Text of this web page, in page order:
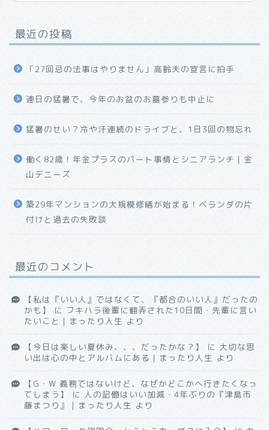
最近の投稿
「27回忌の法事はやりません」高齢夫の宣言に拍手
連日の猛暑で、今年のお盆のお墓参りも中止に
猛暑のせい？冷や汗連続のドライブと、1日3回の物忘れ
働く82歳！年金プラスのパート事情とシニアランチ｜金
山デニーズ
築29年マンションの大規模修繕が始まる！ベランダの片
付けと過去の失敗談
最近のコメント
【私は『いい人』ではなくて、『都合のいい人』だったの
かも】
に フキハラ後輩に翻弄された10日間・先輩に言い
たいこと｜まったり人生 より
【今日は楽しい夏休み、、、だったかな？】 に 大切な思
い出は心の中とアルバムにある｜まったり人生 より
【G・W 義務ではないけど、なぜかどこかへ行きたくなっ
てしまう】
に 人の記憶はいい加減・4年ぶりの『津島市
藤まつり』｜まったり人生 より